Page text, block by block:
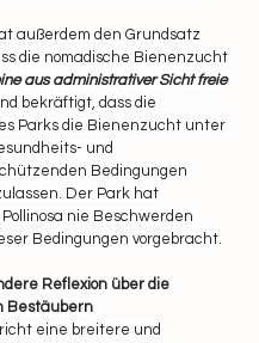
außerdem den Grundsatz
die nomadische Bienenzucht
aus administrativer Sicht freie
bekräftigt, dass die
Parks die Bienenzucht unter
und
Bedingungen
Der Park hat
nie Beschwerden
Bedingungen vorgebracht.
Reflexion über die
Bestäubern
eine breitere und